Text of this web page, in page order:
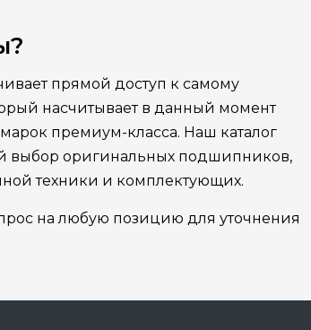
прямой доступ к самому
насчитывает в данный момент
премиум-класса. Наш каталог
выбор оригинальных подшипников,
техники и комплектующих.
на любую позицию для уточнения